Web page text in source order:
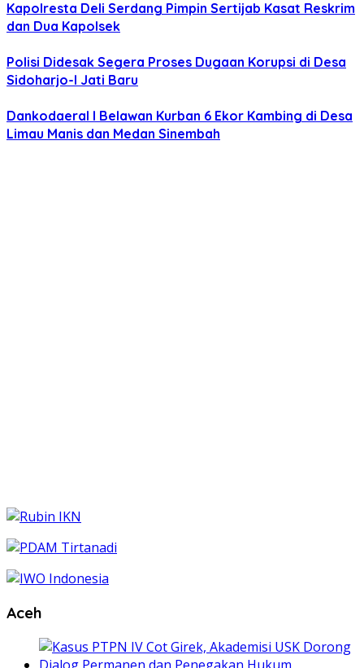
Kapolresta Deli Serdang Pimpin Sertijab Kasat Reskrim
dan Dua Kapolsek
Polisi Didesak Segera Proses Dugaan Korupsi di Desa
Sidoharjo-I Jati Baru
Dankodaeral I Belawan Kurban 6 Ekor Kambing di Desa
Limau Manis dan Medan Sinembah
Aceh